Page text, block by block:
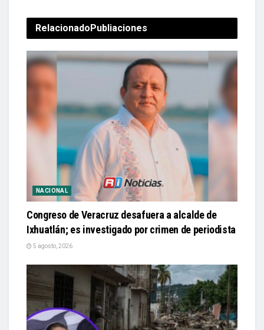
RelacionadoPubliaciones
NACIONAL
Congreso de Veracruz desafuera a alcalde de
Ixhuatlán; es investigado por crimen de periodista
5 agosto, 2026